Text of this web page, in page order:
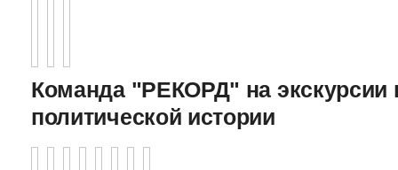
Команда "РЕКОРД" на экскурсии
политической истории